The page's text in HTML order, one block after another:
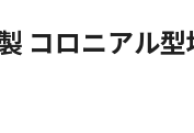
コロニアル型